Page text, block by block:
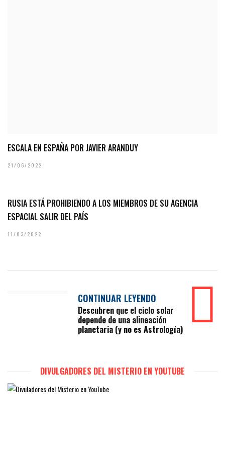
ESCALA EN ESPAÑA POR JAVIER ARANDUY
21/06/2022
RUSIA ESTÁ PROHIBIENDO A LOS MIEMBROS DE SU AGENCIA
ESPACIAL SALIR DEL PAÍS
11/03/2022
CONTINUAR LEYENDO
Descubren que el ciclo solar
depende de una alineación
planetaria (y no es Astrología)
DIVULGADORES DEL MISTERIO EN YOUTUBE